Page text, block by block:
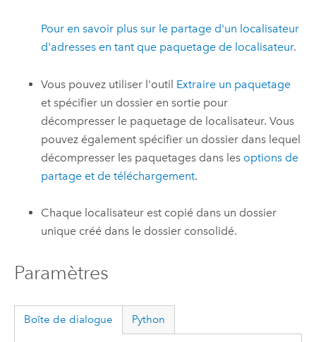
Pour en savoir plus sur le partage d'un localisateur
d'adresses en tant que paquetage de localisateur.
Vous pouvez utiliser l'outil Extraire un paquetage
et spécifier un dossier en sortie pour
décompresser le paquetage de localisateur. Vous
pouvez également spécifier un dossier dans lequel
décompresser les paquetages dans les options de
partage et de téléchargement.
Chaque localisateur est copié dans un dossier
unique créé dans le dossier consolidé.
Paramètres
Boîte de dialogue Python